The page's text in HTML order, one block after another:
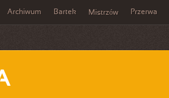
Archiwum Bartek Mistrzów Przerwa